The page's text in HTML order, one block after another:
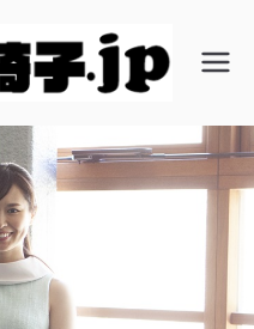
椅子
え専
門店│
ンド
椅子・
ソファ
ーの張
替え、
イス修
阪市の